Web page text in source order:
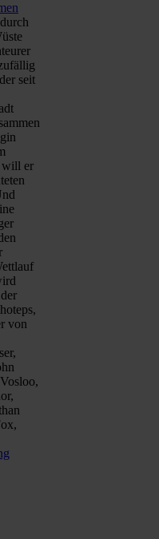
seit
will er
von